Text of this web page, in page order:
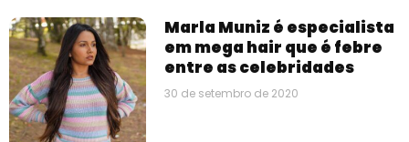
Marla Muniz é especialista
em mega hair que é febre
entre as celebridades
30 de setembro de 2020